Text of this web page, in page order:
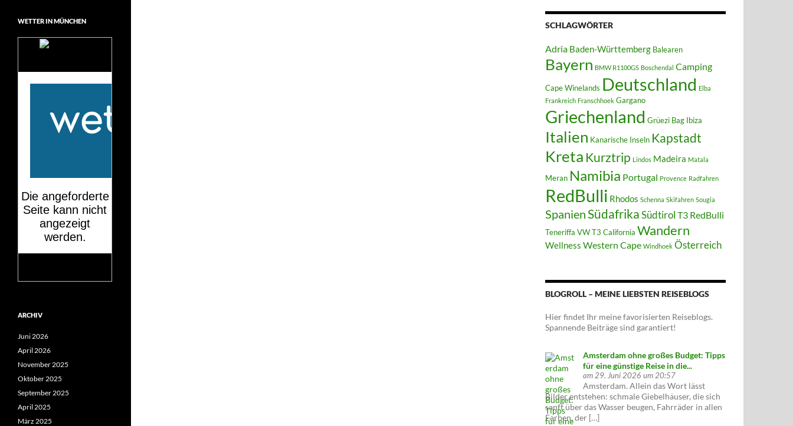
SCHLAGWÖRTER
Adria Baden-Württemberg Balearen
Bayern BMW R1100GS Boschendal Camping
Cape Winelands Deutschland Elba
Frankreich Franschhoek Gargano
Griechenland Grüezi Bag Ibiza
Italien Kanarische Inseln Kapstadt
Kreta Kurztrip Lindos Madeira Matala
Meran Namibia Portugal Provence Radfahren
RedBulli Rhodos Schenna Skifahren Sougia
SpanienSüdafrikaSüdtirol T3 RedBulli
Teneriffa VW T3 California Wandern
Wellness Western Cape Windhoek Österreich
BLOGROLL – MEINE LIEBSTEN REISEBLOGS
Hier findet Ihr meine favorisierten Reiseblogs.
Spannende Beiträge sind garantiert!
Amsterdam ohne großes Budget: Tipps
für eine günstige Reise in die...
am 29. Juni 2026 um 20:57
Amsterdam. Allein das Wort lässt
Bilder entstehen: schmale Giebelhäuser, die sich
sanft über das Wasser beugen, Fahrräder in allen
Farben, der […]
WETTER IN MÜNCHEN
ARCHIV
Juni 2026
April 2026
November 2025
Oktober 2025
September 2025
April 2025
März 2025